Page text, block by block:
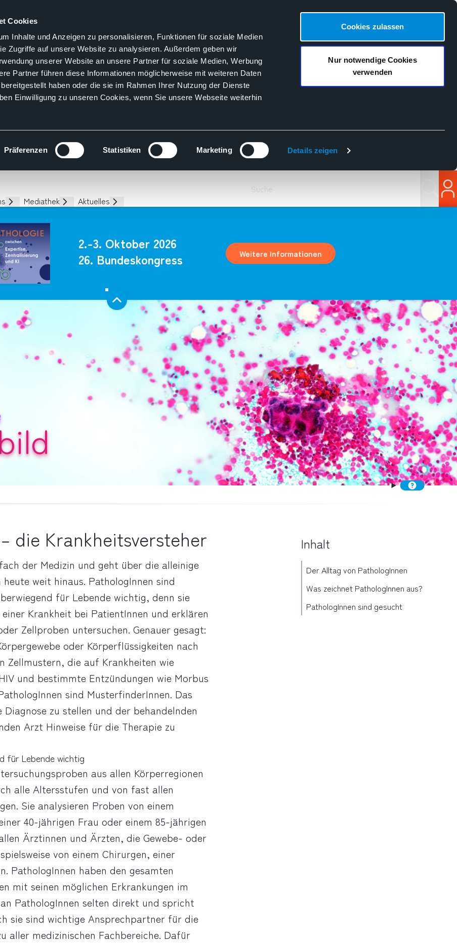
Cookies
Inhalte und Anzeigen zu personalisieren, Funktionen für soziale Medien
Zugriffe auf unsere Website zu analysieren. Außerdem geben wir
unserer Website an unsere Partner für soziale Medien, Werbung
Partner führen diese Informationen möglicherweise mit weiteren Daten
haben oder die sie im Rahmen Ihrer Nutzung der Dienste
Einwilligung zu unseren Cookies, wenn Sie unsere Webseite weiterhin
Präferenzen Statistiken Marketing Details zeigen
Cookies zulassen
Nur notwendige Cookies
verwenden
Mediathek
Aktuelles
Suchen
2.-3. Oktober 2026
26. Bundeskongress
Weitere Informationen
die Krankheitsversteher
der Medizin und geht über die alleinige
weit hinaus. PathologInnen sind
für Lebende wichtig, denn sie
Krankheit bei PatientInnen und erklären
Zellproben untersuchen. Genauer gesagt:
oder Körperflüssigkeiten nach
Zellmustern, die auf Krankheiten wie
und bestimmte Entzündungen wie Morbus
sind MusterfinderInnen. Das
zu stellen und der behandelnden
Arzt Hinweise für die Therapie zu
für Lebende wichtig
aus allen Körperregionen
alle Altersstufen und von fast allen
Sie analysieren Proben von einem
40-jährigen Frau oder einem 85-jährigen
Ärztinnen und Ärzten, die Gewebe- oder
von einem Chirurgen, einer
PathologInnen haben den gesamten
mit seinen möglichen Erkrankungen im
PathologInnen selten direkt und spricht
sie sind wichtige Ansprechpartner für die
aller medizinischen Fachbereiche. Dafür
Inhalt
Der Alltag von PathologInnen
Was zeichnet PathologInnen aus?
PathologInnen sind gesucht